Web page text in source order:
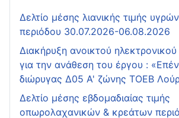
Δελτίο μέσης λιανικής τιμής
περιόδου 30.07.2026-06.08.2026
Διακήρυξη ανοικτού
για την ανάθεση του έργου :
διώρυγας Δ05 Α' ζώνης ΤΟΕΒ
Δελτίο μέσης εβδομαδιαίας τιμής
οπωρολαχανικών & κρεάτων